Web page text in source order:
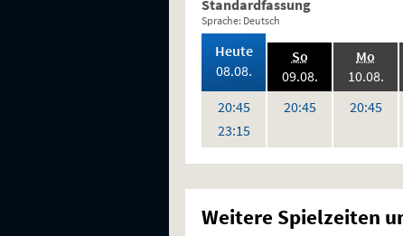
Standardfassung
Sprache: Deutsch
Heute,
08.08.2026:
20:45Uhr
23:15Uhr
So.,
09.08.2026:
20:45Uhr
Mo
10.08.
20:45Uhr
Weitere Spielzeiten